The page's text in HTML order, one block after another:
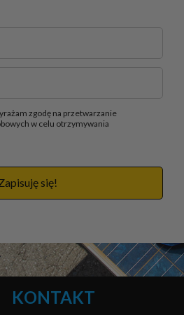
zgodę na przetwarzanie
w celu otrzymywania
się!
KONTAKT